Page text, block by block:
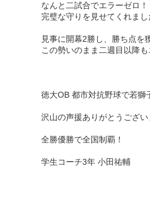
なんと二試合でエラーゼロ！
完璧な守りを見せてくれまし
見事に開幕2勝し、勝ち点を
この勢いのまま二週目以降
徳大OB 都市対抗野球で若獅
沢山の声援ありがとうござ
全勝優勝で全国制覇！
学生コーチ3年 小田祐輔